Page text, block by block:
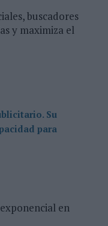
buscadores
y maximiza el
Su
para
en